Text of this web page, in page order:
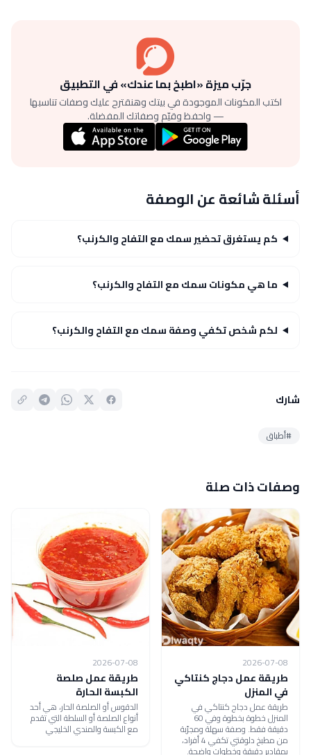
جرّب ميزة «اطبخ بما عندك» في التطبيق
اكتب المكونات الموجودة في بيتك وهنقترح عليك وصفات تناسبها
— واحفظ وقيّم وصفاتك المفضلة.
أسئلة شائعة عن الوصفة
كم يستغرق تحضير سمك مع التفاح والكرنب؟
ما هي مكونات سمك مع التفاح والكرنب؟
لكم شخص تكفي وصفة سمك مع التفاح والكرنب؟
شارك
#أطباق
وصفات ذات صلة
2026-07-08
طريقة عمل دجاج كنتاكي
في المنزل
طريقة عمل دجاج كنتاكي في
المنزل خطوة بخطوة وفي 60
دقيقة فقط. وصفة سهلة ومجرّبة
من مطبخ دلوقتي تكفي 4 أفراد،
بمقادير دقيقة وخطوات واضحة.
2026-07-08
طريقة عمل صلصة
الكبسة الحارة
الدقوس أو الصلصة الحار، هي أحد
أنواع الصلصة أو السلطة التي تقدم
مع الكبسة والمندي الخليجي